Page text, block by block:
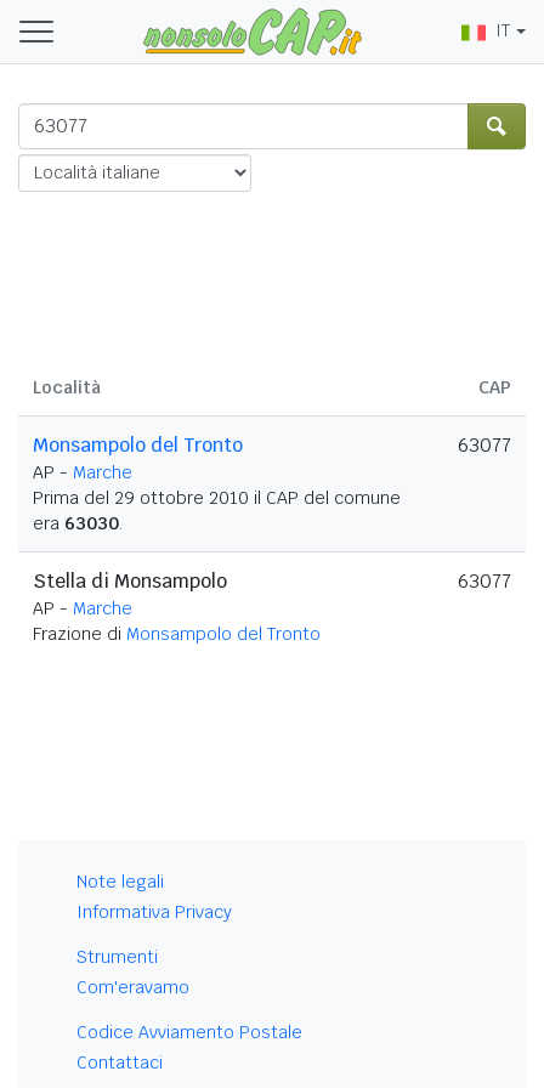
IT
Località CAP
Monsampolo del Tronto
AP - Marche
Prima del 29 ottobre 2010 il CAP del comune
era 63030.
63077
Stella di Monsampolo
AP - Marche
Frazione di Monsampolo del Tronto
63077
Note legali
Informativa Privacy
Strumenti
Com'eravamo
Codice Avviamento Postale
Contattaci